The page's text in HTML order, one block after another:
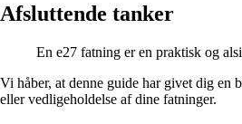
Afsluttende tanker
En e27 fatning er en praktisk og
Vi håber, at denne guide har givet dig en
eller vedligeholdelse af dine fatninger.